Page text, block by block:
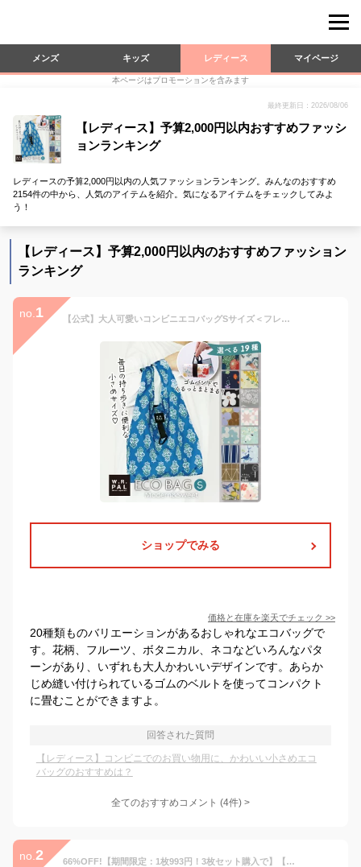
メンズ キッズ レディース マイページ
本ページはプロモーションを含みます
最終更新日：2026/08/06
【レディース】予算2,000円以内おすすめファッシ
ョンランキング
レディースの予算2,000円以内の人気ファッションランキング。みんなのおすすめ
2154件の中から、人気のアイテムを紹介。気になるアイテムをチェックしてみよ
う！
【レディース】予算2,000円以内のおすすめファッション
ランキング
no. 1 【公式】大人可愛いコンビニエコバッグSサイズ＜フレンズヒル＞ マイバッグ 折りたたみ コンパクト 小さめ ミニサイズ マチ付き 軽量 紐付き プレゼント おしゃれ プチギフト人気 レディース 北欧 花柄 動物 ミモザ フルーツ柄 ねこ 猫 シンプル LUC
ショップでみる
価格と在庫を楽天でチェック >>
20種類ものバリエーションがあるおしゃれなエコバッグで
す。花柄、フルーツ、ボタニカル、ネコなどいろんなパタ
ーンがあり、いずれも大人かわいいデザインです。あらか
じめ縫い付けられているゴムのベルトを使ってコンパクト
に畳むことができますよ。
回答された質問
【レディース】コンビニでのお買い物用に、かわいい小さめエコ
バッグのおすすめは？
全てのおすすめコメント (4件) >
no. 2 66%OFF!【期間限定：1枚993円！3枚セット購入で】【年間ランキング21位】 ブラ紐隠し タンクトップ レディース インナー トップス 接触冷感 脇汗ガード 汗取りインナー タンク シンプル カットソー ノースリーブ【 ブラ紐隠し・脇汗ガードインナー 】